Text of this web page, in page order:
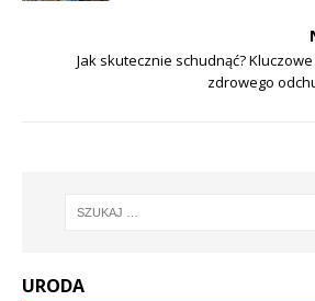
Jak skutecznie schudnąć?
zdrowego
URODA